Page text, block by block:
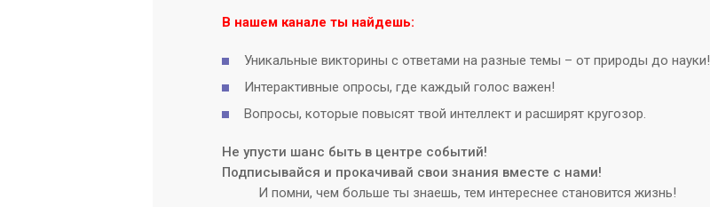
В нашем канале ты найдешь:
Уникальные викторины с ответами на разные темы – от природы до науки!
Интерактивные опросы, где каждый голос важен!
Вопросы, которые повысят твой интеллект и расширят кругозор.
Не упусти шанс быть в центре событий!
Подписывайся и прокачивай свои знания вместе с нами!
И помни, чем больше ты знаешь, тем интереснее становится жизнь!